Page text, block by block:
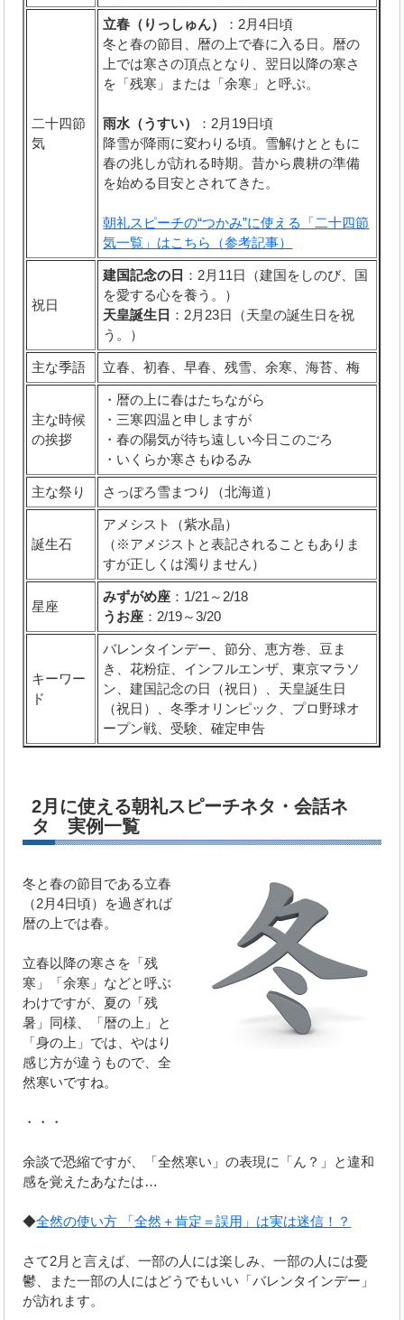
二十四節
気
立春（りっしゅん）
：2月4日頃
冬と春の節目、暦の上で春に入る日。暦の
上では寒さの頂点となり、翌日以降の寒さ
を「残寒」または「余寒」と呼ぶ。
雨水（うすい）
：2月19日頃
降雪が降雨に変わりる頃。雪解けとともに
春の兆しが訪れる時期。昔から農耕の準備
を始める目安とされてきた。
朝礼スピーチの“つかみ”に使える「二十四節
気一覧」はこちら（参考記事）
祝日
建国記念の日 ：2月11日（建国をしのび、国
を愛する心を養う。）
天皇誕生日 ：2月23日（天皇の誕生日を祝
う。）
主な季語 立春、初春、早春、残雪、余寒、海苔、梅
主な時候
の挨拶
・暦の上に春はたちながら
・三寒四温と申しますが
・春の陽気が待ち遠しい今日このごろ
・いくらか寒さもゆるみ
主な祭り さっぽろ雪まつり（北海道）
誕生石
アメシスト（紫水晶）
（※アメジストと表記されることもありま
すが正しくは濁りません）
星座
みずがめ座 ：1/21～2/18
うお座 ：2/19～3/20
キーワー
ド
バレンタインデー、節分、恵方巻、豆ま
き、花粉症、インフルエンザ、東京マラソ
ン、建国記念の日（祝日）、天皇誕生日
（祝日）、冬季オリンピック、プロ野球オ
ープン戦、受験、確定申告
2月に使える朝礼スピーチネタ・会話ネ
タ 実例一覧
冬と春の節目である立春
（2月4日頃）を過ぎれば
暦の上では春。
立春以降の寒さを「残
寒」「余寒」などと呼ぶ
わけですが、夏の「残
暑」同様、「暦の上」と
「身の上」では、やはり
感じ方が違うもので、全
然寒いですね。
・・・
余談で恐縮ですが、「全然寒い」の表現に「ん？」と違和
感を覚えたあなたは…
◆全然の使い方 「全然＋肯定＝誤用」は実は迷信！？
さて2月と言えば、一部の人には楽しみ、一部の人には憂
鬱、また一部の人にはどうでもいい「バレンタインデー」
が訪れます。